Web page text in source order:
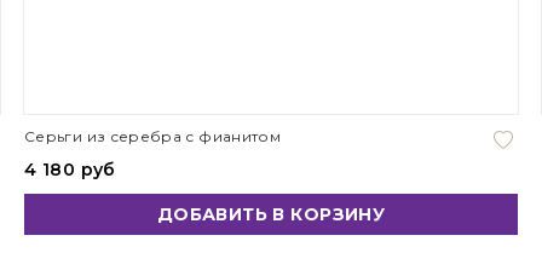
Серьги из серебра с фианитом
4 180 руб
ДОБАВИТЬ В КОРЗИНУ